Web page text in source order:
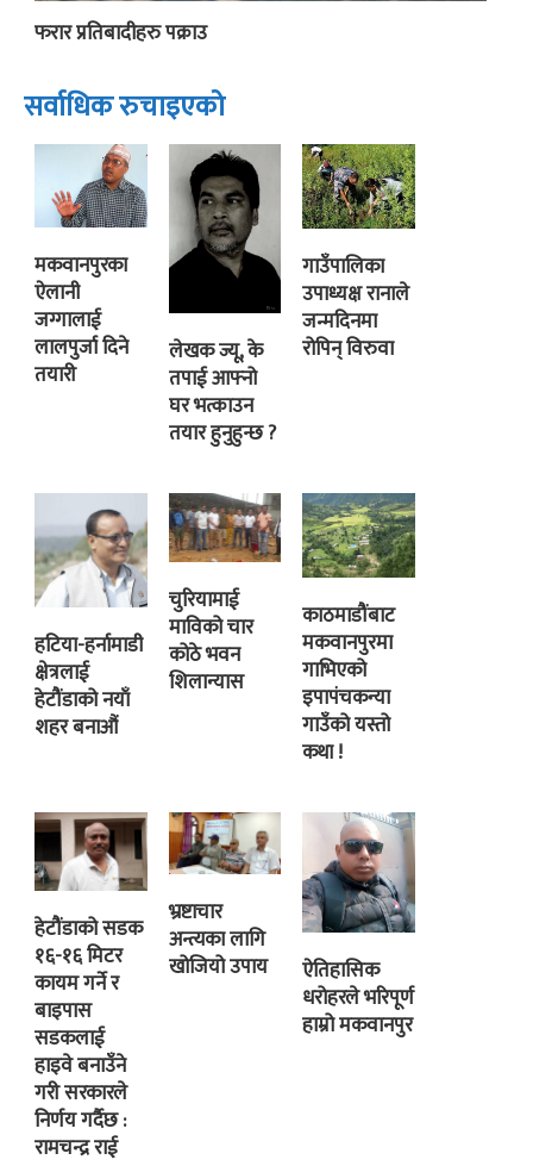
फरार प्रतिबादीहरु पक्राउ
सर्वाधिक रुचाइएको
मकवानपुरका
ऐलानी
जग्गालाई
लालपुर्जा दिने
तयारी
लेखक ज्यू, के
तपाई आफ्नो
घर भत्काउन
तयार हुनुहुन्छ ?
गाउँपालिका
उपाध्यक्ष रानाले
जन्मदिनमा
रोपिन् विरुवा
हटिया-हर्नामाडी
क्षेत्रलाई
हेटौंडाको नयाँ
शहर बनाऔं
चुरियामाई
माविको चार
कोठे भवन
शिलान्यास
काठमाडौंबाट
मकवानपुरमा
गाभिएको
इपापंचकन्या
गाउँको यस्तो
कथा !
हेटौंडाको सडक
१६-१६ मिटर
कायम गर्ने र
बाइपास
सडकलाई
हाइवे बनाउँने
गरी सरकारले
निर्णय गर्दैछ :
रामचन्द्र राई
भ्रष्टाचार
अन्त्यका लागि
खोजियो उपाय
ऐतिहासिक
धरोहरले भरिपूर्ण
हाम्रो मकवानपुर